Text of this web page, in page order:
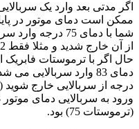
اگر مدتی بعد وارد یک
حال اگر با ترموستات فابریک
(ترموستات 75) بود.